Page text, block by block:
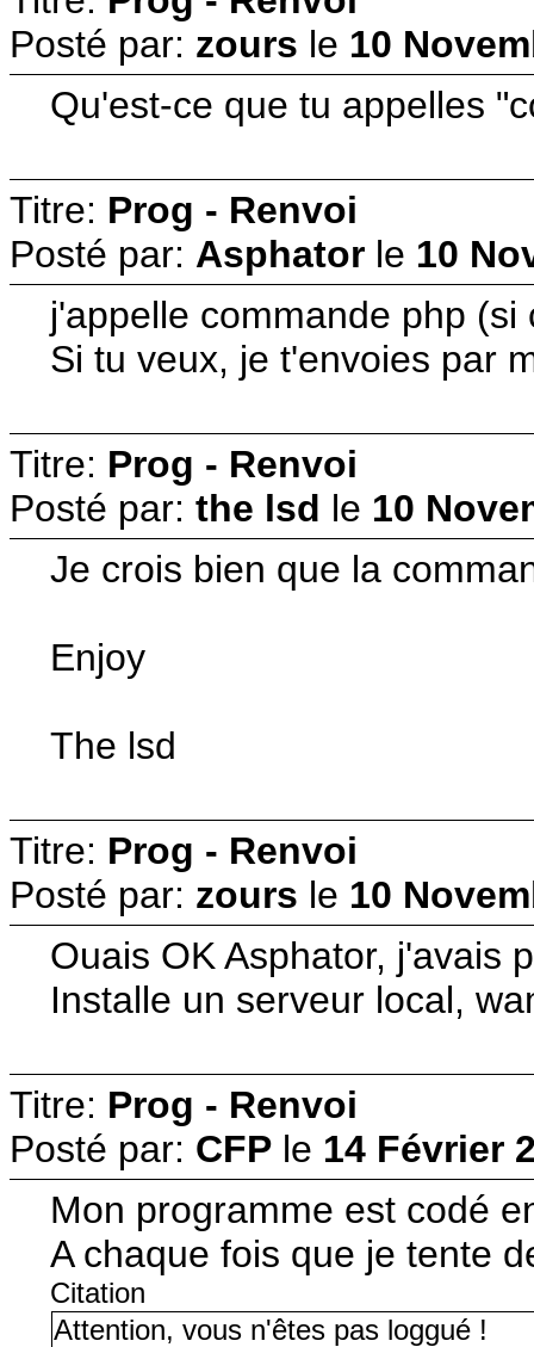
Posté par: zours le 10
Qu'est-ce que tu appelles
Titre: Prog - Renvoi
Posté par: Asphator le 10
j'appelle commande php
Si tu veux, je t'envoies par
Titre: Prog - Renvoi
Posté par: the lsd le 10
Je crois bien que la
Enjoy
The lsd
Titre: Prog - Renvoi
Posté par: zours le 10
Ouais OK Asphator, j'avais
Installe un serveur local,
Titre: Prog - Renvoi
Posté par: CFP le 14 Février
Mon programme est codé
A chaque fois que je tente
Citation
Attention, vous n'êtes pas loggué !